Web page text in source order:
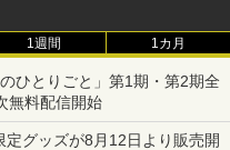
1週間 1カ月
ひとりごと」第1期・第2期全
無料配信開始
定グッズが8月12日より販売開